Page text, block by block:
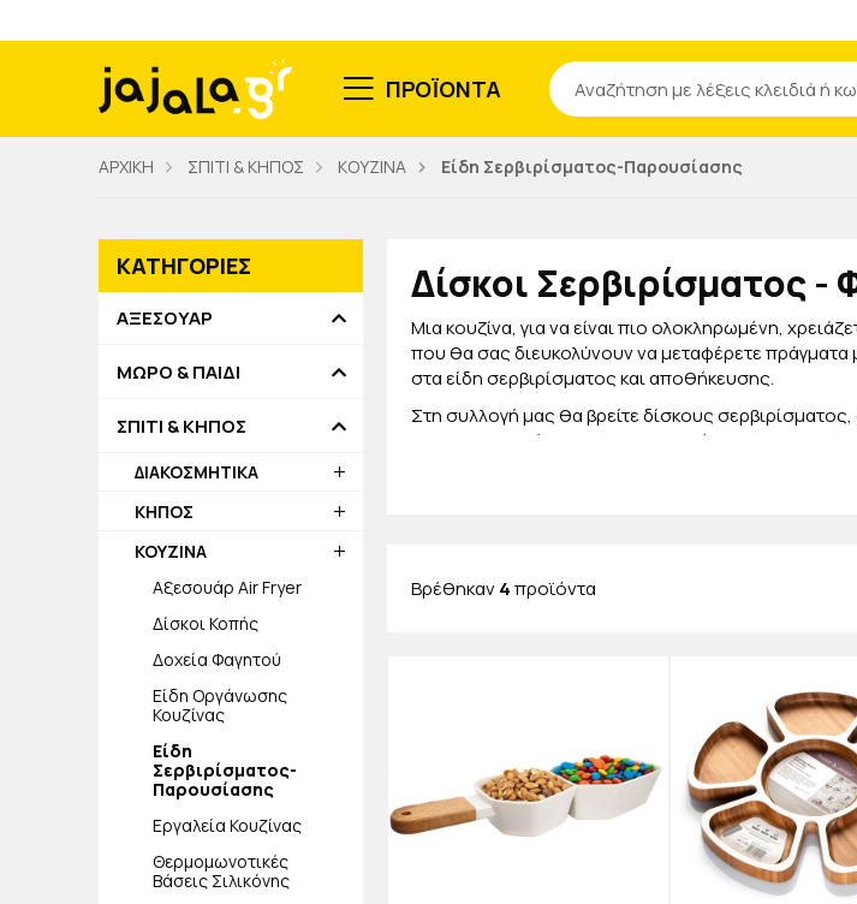
ΠΡΟΪΟΝΤΑ
Αναζήτηση
ΑΡΧΙΚΗ ΣΠΙΤΙ & ΚΗΠΟΣ ΚΟΥΖΙΝΑ Είδη Σερβιρίσματος-Παρουσίασης
Δίσκοι Σερβιρίσματος -
Μια κουζίνα, για να είναι πιο ολοκληρωμένη,
που θα σας διευκολύνουν να μεταφέρετε πράγματα
στα είδη σερβιρίσματος και αποθήκευσης.
Στη συλλογή μας θα βρείτε δίσκους
στιλ στην κουζίνα σας και θα εκπλήξουν τους
μόνο θα οργανώσουν την κουζίνα σας αλλά και θα
Βρέθηκαν4προϊόντα
ΚΑΤΗΓΟΡΙΕΣ
ΑΞΕΣΟΥΑΡ
ΜΩΡΟ & ΠΑΙΔΙ
ΣΠΙΤΙ & ΚΗΠΟΣ
ΔΙΑΚΟΣΜΗΤΙΚΑ
ΚΗΠΟΣ
ΚΟΥΖΙΝΑ
Αξεσουάρ Air Fryer
Δίσκοι Κοπής
Δοχεία Φαγητού
Είδη Οργάνωσης
Κουζίνας
Είδη
Σερβιρίσματος-
Παρουσίασης
Εργαλεία Κουζίνας
Θερμομωνοτικές
Βάσεις Σιλικόνης